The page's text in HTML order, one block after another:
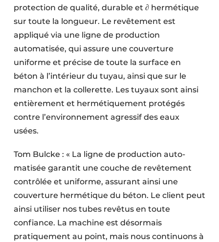
protection de qualité, durable et ∂ hermétique
sur toute la longueur. Le revêtement est
appliqué via une ligne de production
automatisée, qui assure une couver­ture
uniforme et précise de toute la surface en
béton à l’inté­rieur du tuyau, ainsi que sur le
manchon et la collerette. Les tuyaux sont ainsi
entière­ment et hermé­tique­ment proté­gés
contre l’environne­ment agres­sif des eaux
usées.
Tom Bulcke : « La ligne de production auto­
matisée garantit une couche de revête­ment
contrôlée et uni­forme, assu­rant ainsi une
couverture hermé­tique du béton. Le client peut
ainsi utiliser nos tubes revêtus en toute
confiance. La machine est désormais
pratiquement au point, mais nous continuons à